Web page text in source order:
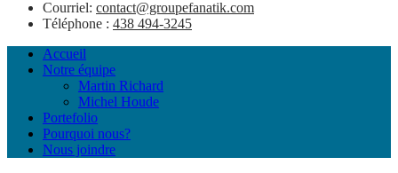
Courriel: contact@groupefanatik.com
Téléphone : 438 494-3245
Accueil
Notre équipe
Martin Richard
Michel Houde
Portefolio
Pourquoi nous?
Nous joindre